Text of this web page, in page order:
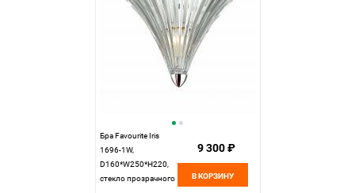
Бра Favourite Iris
1696-1W,
D160*W250*H220,
стекло прозрачного
9 300 ₽
В КОРЗИНУ